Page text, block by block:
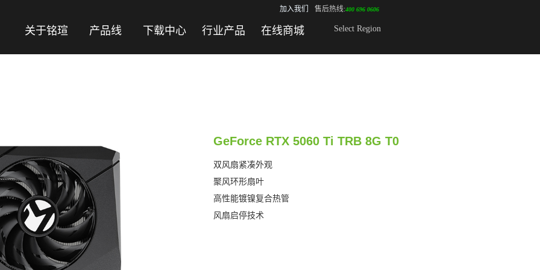
关于铭瑄 产品线 下载中心 行业产品 在线商城 Select Region
加入我们 售后热线:400 696 0606
GeForce RTX 5060 Ti TRB 8G T0
双风扇紧凑外观
聚风环形扇叶
高性能镀镍复合热管
风扇启停技术